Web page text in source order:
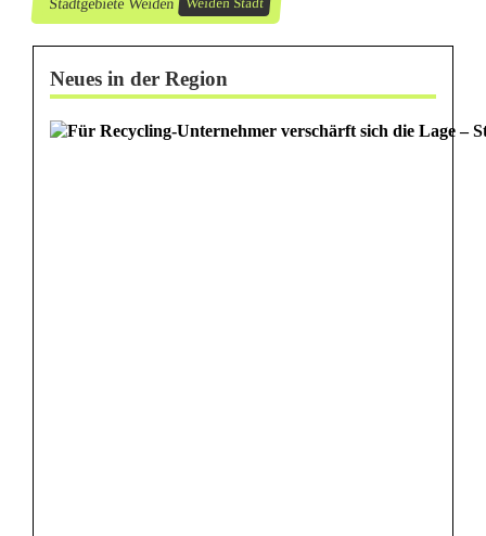
Weiden Stadt
Neues in der Region